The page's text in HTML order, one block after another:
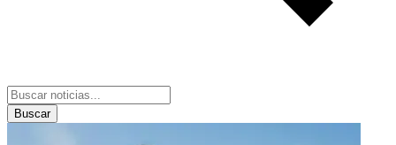
Buscar